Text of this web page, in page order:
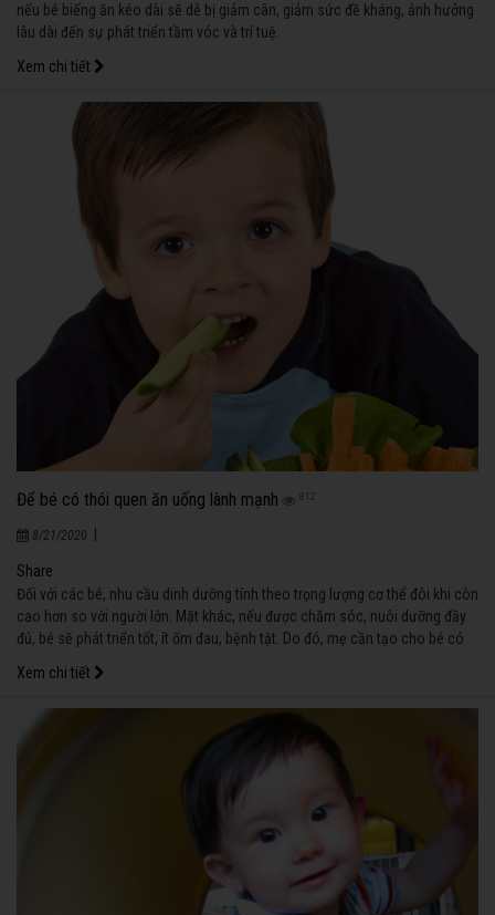
nếu bé biếng ăn kéo dài sẽ dễ bị giảm cân, giảm sức đề kháng, ảnh hưởng
lâu dài đến sự phát triển tầm vóc và trí tuệ.
Xem chi tiết
Để bé có thói quen ăn uống lành mạnh 812
8/21/2020
Share
Đối với các bé, nhu cầu dinh dưỡng tính theo trọng lượng cơ thể đôi khi còn
cao hơn so với người lớn. Mặt khác, nếu được chăm sóc, nuôi dưỡng đầy
đủ, bé sẽ phát triển tốt, ít ốm đau, bệnh tật. Do đó, mẹ cần tạo cho bé có
thói quen ăn uống lành mạnh để bé phát triển toàn diện.
Xem chi tiết